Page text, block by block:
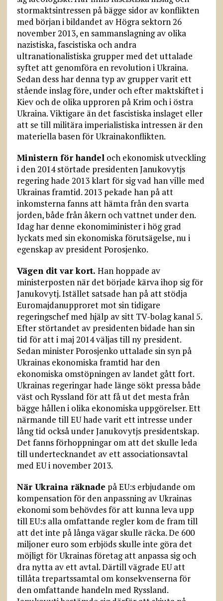
stormaktsintressen på bägge sidor av konflikten
med början i bildandet av Högra sektorn 26
november 2013, en sammanslagning av olika
nazistiska, fascistiska och andra
ultranationalistiska grupper med det uttalade
syftet att genomföra en revolution i Ukraina.
Sedan dess har denna typ av grupper varit ett
stående inslag före, under och efter maktskiftet i
Kiev och de olika upproren på Krim och i östra
Ukraina. Viktigare än det fascistiska inslaget eller
att se till militära imperialistiska intressen är den
materiella basen för Ukrainakonflikten.
Ministern för handeloch ekonomisk utveckling
i den 2014 störtade presidenten Janukovytjs
regering hade 2013 klart för sig vad han ville med
Ukrainas framtid. 2013 pekade han på att
inkomsterna fanns att hämta från den svarta
jorden, både från åkern och vattnet under den.
Idag har denne ekonomiminister i hög grad
lyckats med sin ekonomiska förutsägelse, nu i
egenskap av president Porosjenko.
Vägen dit var kort. Han hoppade av
ministerposten när det började kärva ihop sig för
Janukovytj. Istället satsade han på att stödja
Euromajdanupproret mot sin tidigare
regeringschef med hjälp av sitt TV-bolag kanal 5.
Efter störtandet av presidenten bidade han sin
tid för att i maj 2014 väljas till ny president.
Sedan minister Porosjenko uttalade sin syn på
Ukrainas ekonomiska framtid har den
ekonomiska omstöpningen av landet gått fort.
Ukrainas regeringar hade länge sökt pressa både
väst och Ryssland för att få ut det mesta från
bägge hållen i olika ekonomiska uppgörelser. Ett
närmande till EU hade varit ett intresse under
lång tid också under Janukovytjs presidentskap.
Det fanns förhoppningar om att det skulle leda
till undertecknandet av ett associationsavtal
med EU i november 2013.
När Ukraina räknade på EU:s erbjudande om
kompensation för den anpassning av Ukrainas
ekonomi som behövdes för att kunna leva upp
till EU:s alla omfattande regler kom de fram till
att det inte på långa vägar skulle räcka. De 600
miljoner euro som erbjöds skulle inte göra det
möjligt för Ukrainas företag att anpassa sig och
dra nytta av ett avtal. Därtill vägrade EU att
tillåta trepartssamtal om konsekvenserna för
den omfattande handeln med Ryssland.